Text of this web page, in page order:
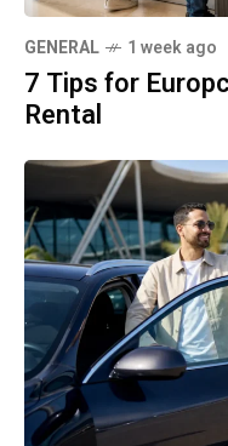
GENERAL 1 week ago
7 Tips for
Rental